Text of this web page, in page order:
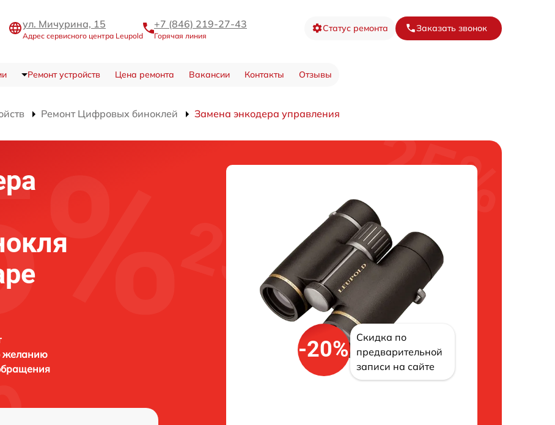
ул. Мичурина, 15
Адрес сервисного центра Leupold
+7 (846) 219-27-43
Горячая линия
Статус ремонта Заказать звонок
Ремонт устройств Цена ремонта Вакансии Контакты Отзывы
Ремонт Цифровых биноклей Замена энкодера управления
желанию
-20%
Скидка по
предварительной
записи на сайте